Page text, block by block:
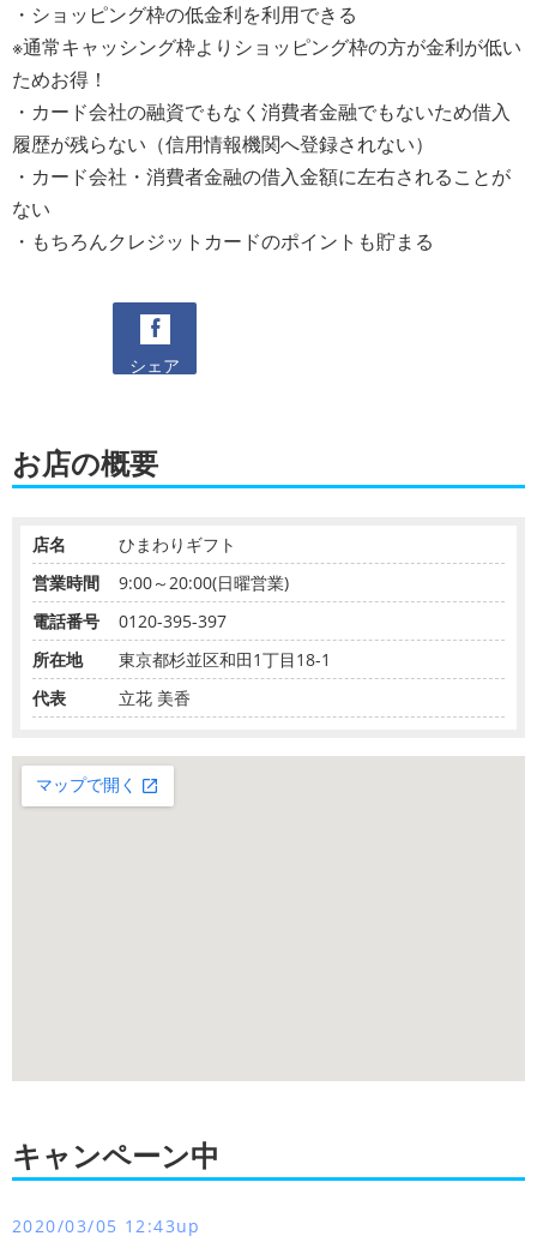
・ショッピング枠の低金利を利用できる
※通常キャッシング枠よりショッピング枠の方が金利が低い
ためお得！
・カード会社の融資でもなく消費者金融でもないため借入
履歴が残らない（信用情報機関へ登録されない）
・カード会社・消費者金融の借入金額に左右されることが
ない
・もちろんクレジットカードのポイントも貯まる
シェア
お店の概要
店名
ひまわりギフト
営業時間
9:00～20:00(日曜営業)
電話番号
0120-395-397
所在地
東京都杉並区和田1丁目18-1
代表
立花 美香
キャンペーン中
2020/03/05 12:43up